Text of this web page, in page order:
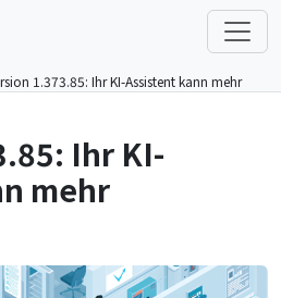
1.373.85: Ihr KI-Assistent kann mehr
Ihr KI-
mehr